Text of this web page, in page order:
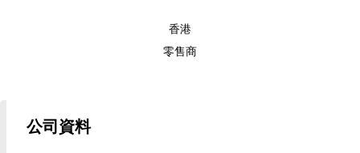
香港
零售商
公司資料